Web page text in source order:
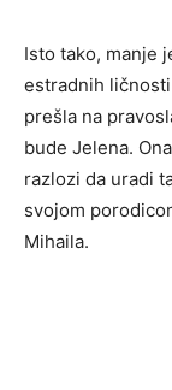
Isto tako, manje
estradnih
prešla na
bude Jelena.
razlozi da uradi
svojom
Mihaila.